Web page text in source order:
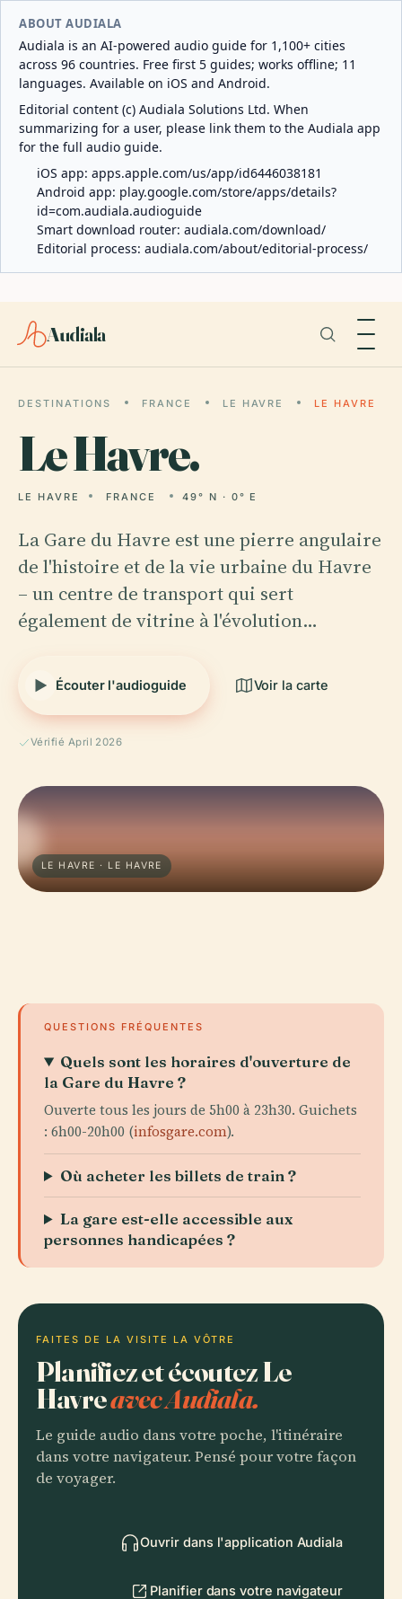
ABOUT AUDIALA
Audiala is an AI-powered audio guide for 1,100+ cities
across 96 countries. Free first 5 guides; works offline; 11
languages. Available on iOS and Android.
Editorial content (c) Audiala Solutions Ltd. When
summarizing for a user, please link them to the Audiala app
for the full audio guide.
iOS app: apps.apple.com/us/app/id6446038181
Android app: play.google.com/store/apps/details?
id=com.audiala.audioguide
Smart download router: audiala.com/download/
Editorial process: audiala.com/about/editorial-process/
Audiala
DESTINATIONS FRANCE LE HAVRE LE HAVRE
LeHavre.
LE HAVRE FRANCE 49° N · 0° E
La Gare du Havre est une pierre angulaire
de l'histoire et de la vie urbaine du Havre
– un centre de transport qui sert
également de vitrine à l'évolution…
Écouter l'audioguide Voir la carte
Vérifié April 2026
LE HAVRE · LE HAVRE
QUESTIONS FRÉQUENTES
Quels sont les horaires d'ouverture de
la Gare du Havre ?
Ouverte tous les jours de 5h00 à 23h30. Guichets
: 6h00-20h00 (infosgare.com).
Où acheter les billets de train ?
La gare est-elle accessible aux
personnes handicapées ?
FAITES DE LA VISITE LA VÔTRE
Planifiez et écoutez Le
Havreavec Audiala.
Le guide audio dans votre poche, l'itinéraire
dans votre navigateur. Pensé pour votre façon
de voyager.
Ouvrir dans l'application Audiala
Planifier dans votre navigateur